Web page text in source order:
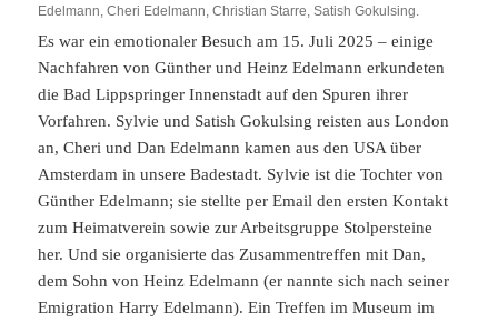
Edelmann, Cheri Edelmann, Christian Starre, Satish Gokulsing.
Es war ein emotionaler Besuch am 15. Juli 2025 – einige
Nachfahren von Günther und Heinz Edelmann erkundeten
die Bad Lippspringer Innenstadt auf den Spuren ihrer
Vorfahren. Sylvie und Satish Gokulsing reisten aus London
an, Cheri und Dan Edelmann kamen aus den USA über
Amsterdam in unsere Badestadt. Sylvie ist die Tochter von
Günther Edelmann; sie stellte per Email den ersten Kontakt
zum Heimatverein sowie zur Arbeitsgruppe Stolpersteine
her. Und sie organisierte das Zusammentreffen mit Dan,
dem Sohn von Heinz Edelmann (er nannte sich nach seiner
Emigration Harry Edelmann). Ein Treffen im Museum im